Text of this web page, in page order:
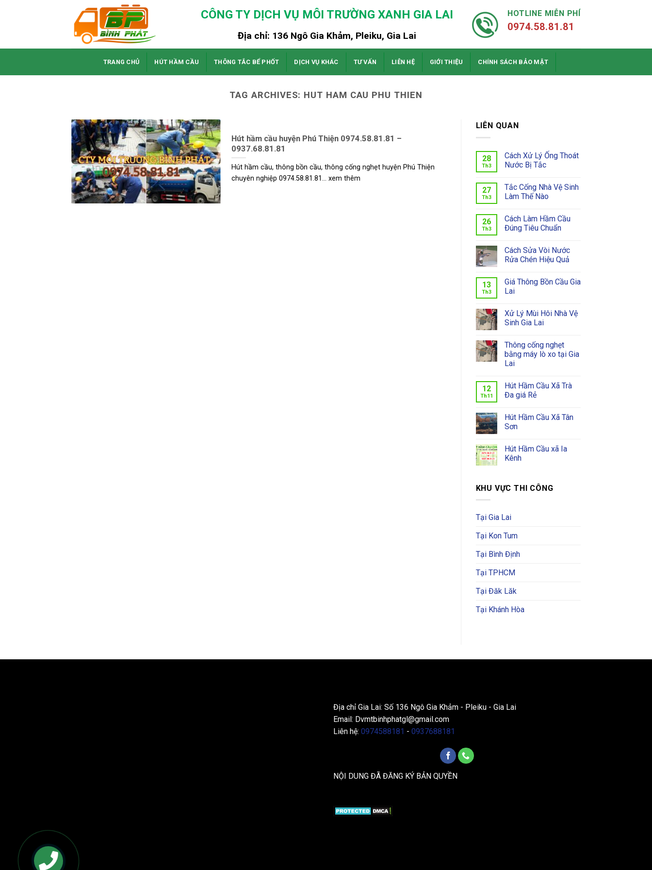
CÔNG TY DỊCH VỤ MÔI TRƯỜNG XANH GIA LAI
Địa chỉ: 136 Ngô Gia Khảm, Pleiku, Gia Lai
HOTLINE MIỄN PHÍ
0974.58.81.81
TRANG CHỦ HÚT HẦM CẦU THÔNG TẮC BỂ PHỐT DỊCH VỤ KHÁC TƯ VẤN LIÊN HỆ GIỚI THIỆU CHÍNH SÁCH BẢO MẬT
TAG ARCHIVES: HUT HAM CAU PHU THIEN
Hút hầm cầu huyện Phú Thiện 0974.58.81.81 –
0937.68.81.81
Hút hầm cầu, thông bồn cầu, thông cống nghẹt huyện Phú Thiện
chuyên nghiệp 0974.58.81.81... xem thêm
LIÊN QUAN
28
Th3
Cách Xử Lý Ống Thoát
Nước Bị Tắc
27
Th3
Tắc Cống Nhà Vệ Sinh
Làm Thế Nào
26
Th3
Cách Làm Hầm Cầu
Đúng Tiêu Chuẩn
Cách Sửa Vòi Nước
Rửa Chén Hiệu Quả
13
Th3
Giá Thông Bồn Cầu Gia
Lai
Xử Lý Mùi Hôi Nhà Vệ
Sinh Gia Lai
Thông cống nghẹt
bằng máy lò xo tại Gia
Lai
12
Th11
Hút Hầm Cầu Xã Trà
Đa giá Rẻ
Hút Hầm Cầu Xã Tân
Sơn
Hút Hầm Cầu xã Ia
Kênh
KHU VỰC THI CÔNG
Tại Gia Lai
Tại Kon Tum
Tại Bình Định
Tại TPHCM
Tại Đăk Lăk
Tại Khánh Hòa
Địa chỉ Gia Lai: Số 136 Ngô Gia Khảm - Pleiku - Gia Lai
Email: Dvmtbinhphatgl@gmail.com
Liên hệ: 0974588181 - 0937688181
NỘI DUNG ĐÃ ĐĂNG KÝ BẢN QUYỀN